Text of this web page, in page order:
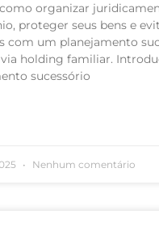
organizar
proteger seus bens e
com um planejamento
holding familiar.
sucessório
Nenhum comentário